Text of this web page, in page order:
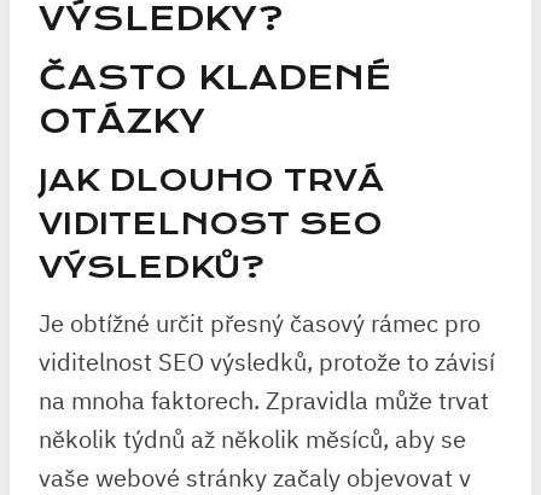
VÝSLEDKY?
ČASTO KLADENÉ
OTÁZKY
JAK DLOUHO TRVÁ
VIDITELNOST SEO
VÝSLEDKŮ?
Je obtížné určit přesný časový rámec pro
viditelnost SEO výsledků, protože to závisí
na mnoha faktorech. Zpravidla může trvat
několik týdnů až několik měsíců, aby se
vaše webové stránky začaly objevovat v